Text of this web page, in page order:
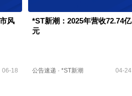
风
06-18
*ST新潮：2025年营收72.74亿
元
公告速递 · *ST新潮 04-24